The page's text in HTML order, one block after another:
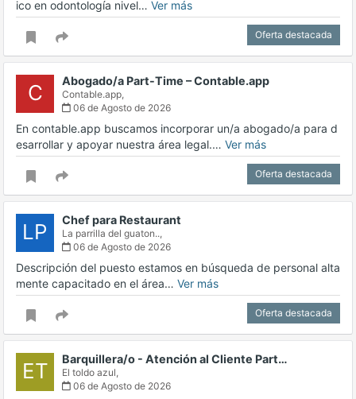
ico en odontología nivel… Ver más
Oferta destacada
C Abogado/a Part-Time – Contable.app
Contable.app,
06 de Agosto de 2026
En contable.app buscamos incorporar un/a abogado/a para d
esarrollar y apoyar nuestra área legal.… Ver más
Oferta destacada
LP Chef para Restaurant
La parrilla del guaton..,
06 de Agosto de 2026
Descripción del puesto estamos en búsqueda de personal alta
mente capacitado en el área… Ver más
Oferta destacada
ET Barquillera/o - Atención al Cliente Part…
El toldo azul,
06 de Agosto de 2026